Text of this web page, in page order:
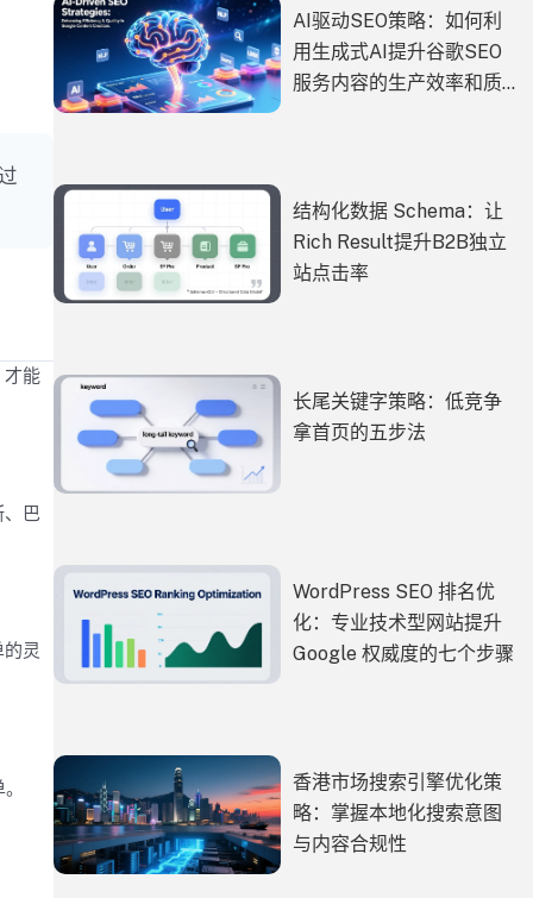
才能
、巴
灵
AI驱动SEO策略：如何利
用生成式AI提升谷歌SEO
服务内容的生产效率和质
结构化数据 Schema：让
Rich Result提升B2B独立
站点击率
长尾关键字策略：低竞争
拿首页的五步法
WordPress SEO 排名优
化：专业技术型网站提升
Google 权威度的七个步骤
香港市场搜索引擎优化策
略：掌握本地化搜索意图
与内容合规性